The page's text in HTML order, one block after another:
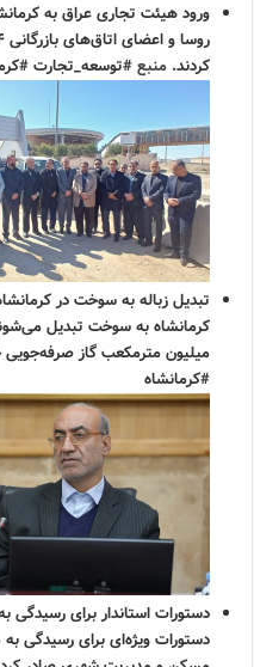
ورود هیئت تجاری عراق به
کردند.منبع#توسعه_تجارت
تبدیل زباله به سوخت در
میلیون مترمکعب گاز
#کرمانشاه
دستورات استاندار برای رسیدگی
دستورات ویژه‌ای برای رسیدگی